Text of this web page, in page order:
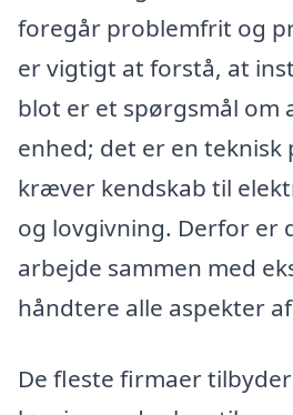
foregår problemfrit og
er vigtigt at forstå, at
blot er et spørgsmål om
enhed; det er en teknisk
kræver kendskab til
og lovgivning. Derfor
arbejde sammen med
håndtere alle aspekter
De fleste firmaer